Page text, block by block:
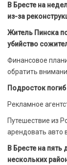
В Бресте на
из-за
Житель Пинска
убийство
Финансовое
обратить
Подросток
Рекламное
Путешествие из
арендовать авто
В Бресте на
нескольких